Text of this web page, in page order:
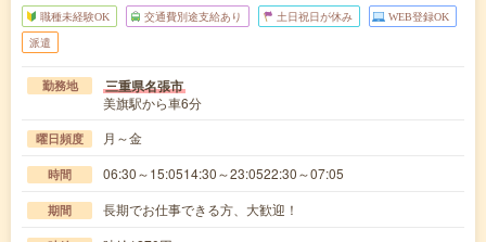
職種未経験OK 交通費別途支給あり 土日祝日が休み WEB登録OK
派遣
勤務地 三重県名張市
美旗駅から車6分
曜日頻度 月～金
時間 06:30～15:0514:30～23:0522:30～07:05
期間 長期でお仕事できる方、大歓迎！